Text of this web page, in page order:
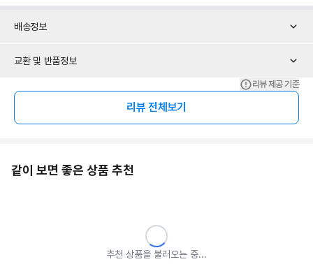
배송정보
교환 및 반품정보
리뷰 제공 기준
리뷰 전체보기
같이 보면 좋은 상품 추천
추천 상품을 불러오는 중...